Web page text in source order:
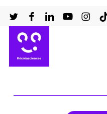
au
contenu
principal